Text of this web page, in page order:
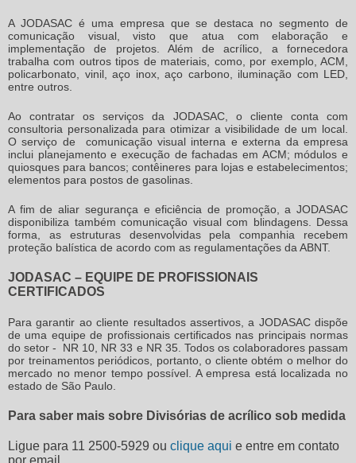
A JODASAC é uma empresa que se destaca no segmento de
comunicação visual, visto que atua com elaboração e
implementação de projetos. Além de acrílico, a fornecedora
trabalha com outros tipos de materiais, como, por exemplo, ACM,
policarbonato, vinil, aço inox, aço carbono, iluminação com LED,
entre outros.
Ao contratar os serviços da JODASAC, o cliente conta com
consultoria personalizada para otimizar a visibilidade de um local.
O serviço de comunicação visual interna e externa da empresa
inclui planejamento e execução de fachadas em ACM; módulos e
quiosques para bancos; contêineres para lojas e estabelecimentos;
elementos para postos de gasolinas.
A fim de aliar segurança e eficiência de promoção, a JODASAC
disponibiliza também comunicação visual com blindagens. Dessa
forma, as estruturas desenvolvidas pela companhia recebem
proteção balística de acordo com as regulamentações da ABNT.
JODASAC – EQUIPE DE PROFISSIONAIS
CERTIFICADOS
Para garantir ao cliente resultados assertivos, a JODASAC dispõe
de uma equipe de profissionais certificados nas principais normas
do setor - NR 10, NR 33 e NR 35. Todos os colaboradores passam
por treinamentos periódicos, portanto, o cliente obtém o melhor do
mercado no menor tempo possível. A empresa está localizada no
estado de São Paulo.
Para saber mais sobre Divisórias de acrílico sob medida
Ligue para 11 2500-5929 ou clique aqui e entre em contato
por email.